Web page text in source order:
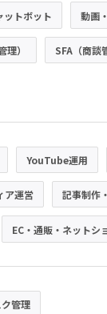
トボット 動画
理） SFA（商談
YouTube運用
ア運営 記事制作
EC・通販・ネットシ
管理